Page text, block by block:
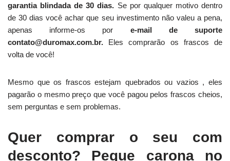
garantia blindada de 30 dias. Se por qualquer motivo dentro
de 30 dias você achar que seu investimento não valeu a pena,
apenas informe-os por e-mail de suporte
contato@duromax.com.br. Eles comprarão os frascos de
volta de você!
Mesmo que os frascos estejam quebrados ou vazios , eles
pagarão o mesmo preço que você pagou pelos frascos cheios,
sem perguntas e sem problemas.
Quer comprar o seu com
desconto? Pegue carona no